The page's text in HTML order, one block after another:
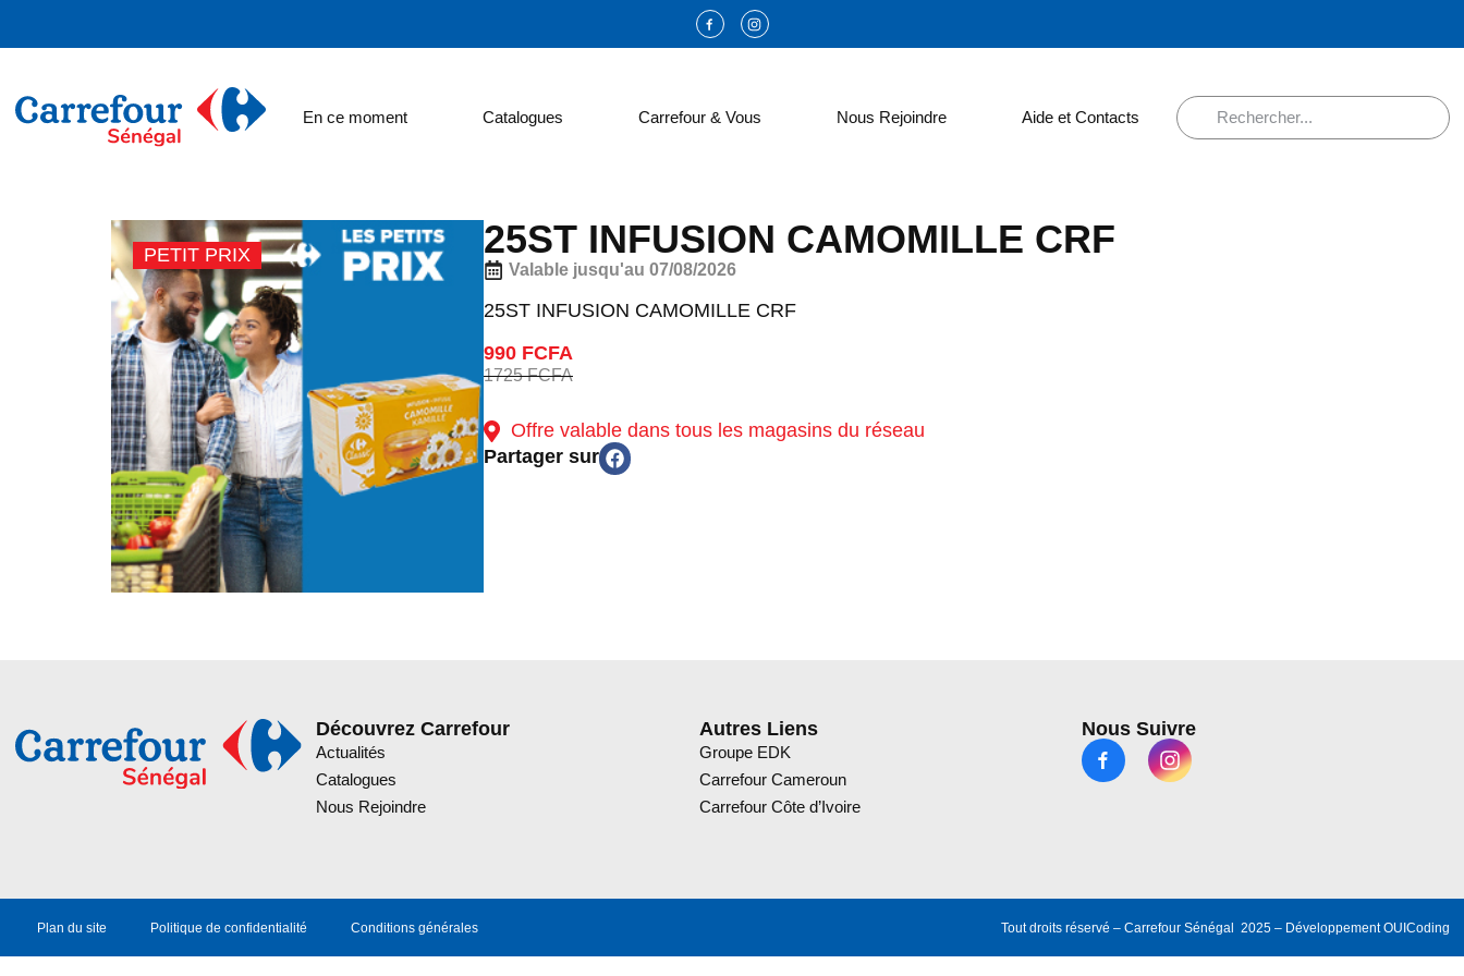
En ce moment Catalogues Carrefour & Vous Nous Rejoindre Aide et Contacts
PETIT PRIX 25ST INFUSION CAMOMILLE CRF
Valable jusqu'au 07/08/2026
25ST INFUSION CAMOMILLE CRF
990 FCFA
1725 FCFA
Offre valable dans tous les magasins du réseau
Partager sur
Découvrez Carrefour
Actualités
Catalogues
Nous Rejoindre
Autres Liens
Groupe EDK
Carrefour Cameroun
Carrefour Côte d’Ivoire
Nous Suivre
Plan du site Politique de confidentialité Conditions générales Tout droits réservé – Carrefour Sénégal 2025 – DéveloppementOUICoding